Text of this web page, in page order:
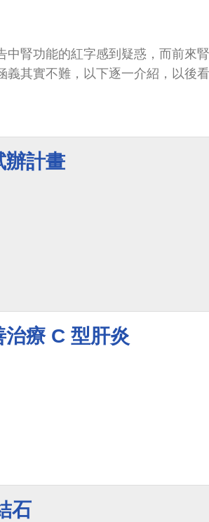
中腎功能的紅字感到疑惑，而前來
義其實不難，以下逐一介紹，以後
辦計畫
療 C 型肝炎
石